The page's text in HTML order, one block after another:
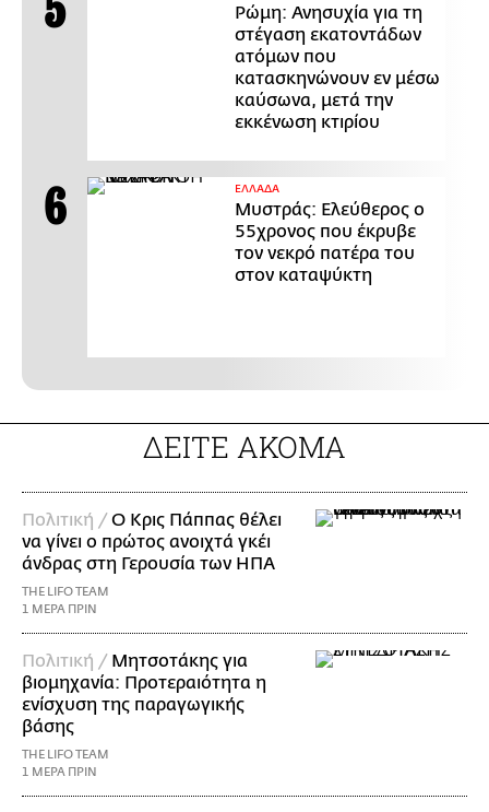
Ρώμη: Ανησυχία για τη
στέγαση εκατοντάδων
ατόμων που
κατασκηνώνουν εν μέσω
καύσωνα, μετά την
εκκένωση κτιρίου
ΕΛΛΑΔΑ
Μυστράς: Ελεύθερος ο
55χρονος που έκρυβε
τον νεκρό πατέρα του
στον καταψύκτη
ΔΕΙΤΕ ΑΚΟΜΑ
Πολιτική /Ο Κρις Πάππας θέλει
να γίνει ο πρώτος ανοιχτά γκέι
άνδρας στη Γερουσία των ΗΠΑ
THE LIFO TEAM
1 ΜΕΡΑ ΠΡΙΝ
Πολιτική / Μητσοτάκης για
βιομηχανία: Προτεραιότητα η
ενίσχυση της παραγωγικής
βάσης
THE LIFO TEAM
1 ΜΕΡΑ ΠΡΙΝ